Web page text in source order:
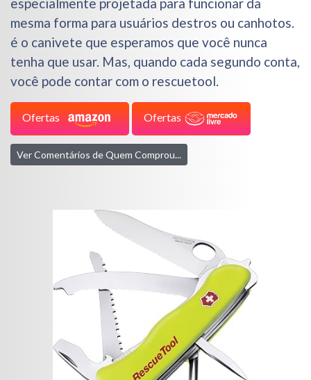
especialmente projetada para funcionar da
mesma forma para usuários destros ou canhotos.
é o canivete que esperamos que você nunca
tenha que usar. Mas, quando cada segundo conta,
você pode contar com o rescuetool.
Ofertas Ofertas
Ver Comentários de Quem Comprou...